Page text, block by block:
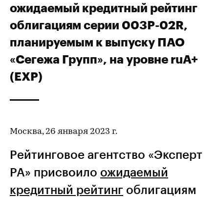
ожидаемый кредитный рейтинг
облигациям серии 003P-02R,
планируемым к выпуску ПАО
«Сегежа Групп», на уровне ruA+
(EXP)
Москва, 26 января 2023 г.
Рейтинговое агентство «Эксперт
РА» присвоило ожидаемый
кредитный рейтинг облигациям